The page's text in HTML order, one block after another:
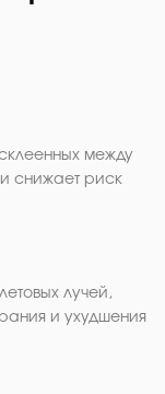
между
снижает риск
лучей,
и ухудшения